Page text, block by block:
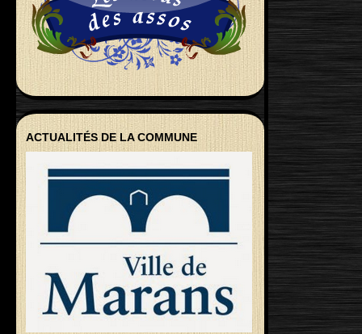
ACTUALITÉS DE LA COMMUNE